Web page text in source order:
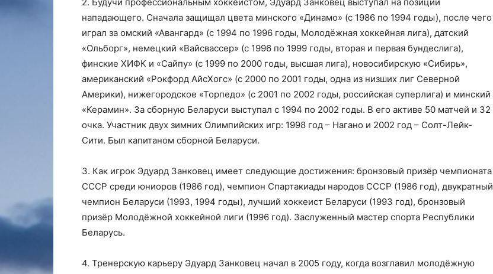
нападающего. Сначала защищал цвета минского «Динамо» (с 1986 по 1994 годы), после чего
играл за омский «Авангард» (с 1994 по 1996 годы, Молодёжная хоккейная лига), датский
«Ольборг», немецкий «Вайсвассер» (с 1996 по 1999 годы, вторая и первая бундеслига),
финские ХИФК и «Сайпу» (с 1999 по 2000 годы, высшая лига), новосибирскую «Сибирь»,
американский «Рокфорд АйсХогс» (с 2000 по 2001 годы, одна из низших лиг Северной
Америки), нижегородское «Торпедо» (с 2001 по 2002 годы, российская суперлига) и минский
«Керамин». За сборную Беларуси выступал с 1994 по 2002 годы. В его активе 50 матчей и 32
очка. Участник двух зимних Олимпийских игр: 1998 год – Нагано и 2002 год – Солт-Лейк-
Сити. Был капитаном сборной Беларуси.
3. Как игрок Эдуард Занковец имеет следующие достижения: бронзовый призёр чемпионата
СССР среди юниоров (1986 год), чемпион Спартакиады народов СССР (1986 год), двукратный
чемпион Беларуси (1993, 1994 годы), лучший хоккеист Беларуси (1993 год), бронзовый
призёр Молодёжной хоккейной лиги (1996 год). Заслуженный мастер спорта Республики
Беларусь.
4. Тренерскую карьеру Эдуард Занковец начал в 2005 году, когда возглавил молодёжную